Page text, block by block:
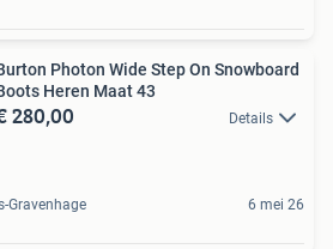
Photon Wide Step On Snowboard
Heren Maat 43
280,00 Details
Gravenhage 6 mei 26